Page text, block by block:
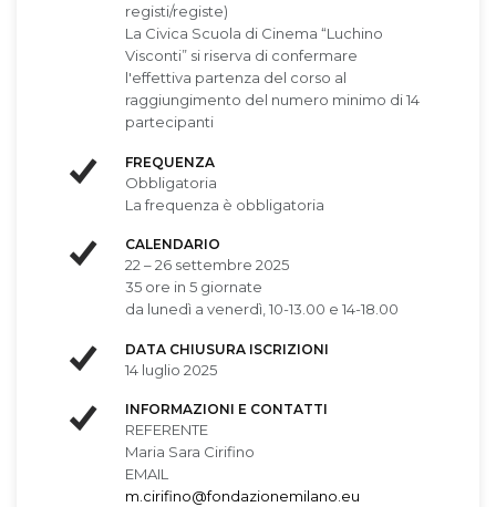
registi/registe)
La Civica Scuola di Cinema “Luchino
Visconti” si riserva di confermare
l'effettiva partenza del corso al
raggiungimento del numero minimo di 14
partecipanti
FREQUENZA
Obbligatoria
La frequenza è obbligatoria
CALENDARIO
22 – 26 settembre 2025
35 ore in 5 giornate
da lunedì a venerdì, 10-13.00 e 14-18.00
DATA CHIUSURA ISCRIZIONI
14 luglio 2025
INFORMAZIONI E CONTATTI
REFERENTE
Maria Sara Cirifino
EMAIL
m.cirifino@fondazionemilano.eu